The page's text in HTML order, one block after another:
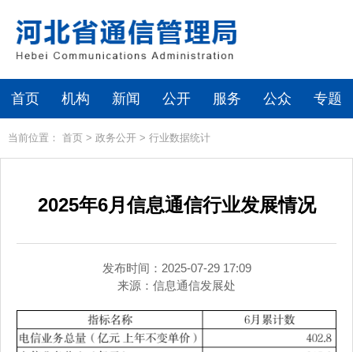
首页 机构 新闻 公开 服务 公众 专题
当前位置： 首页 > 政务公开 > 行业数据统计
2025年6月信息通信行业发展情况
发布时间：2025-07-29 17:09
来源： 信息通信发展处